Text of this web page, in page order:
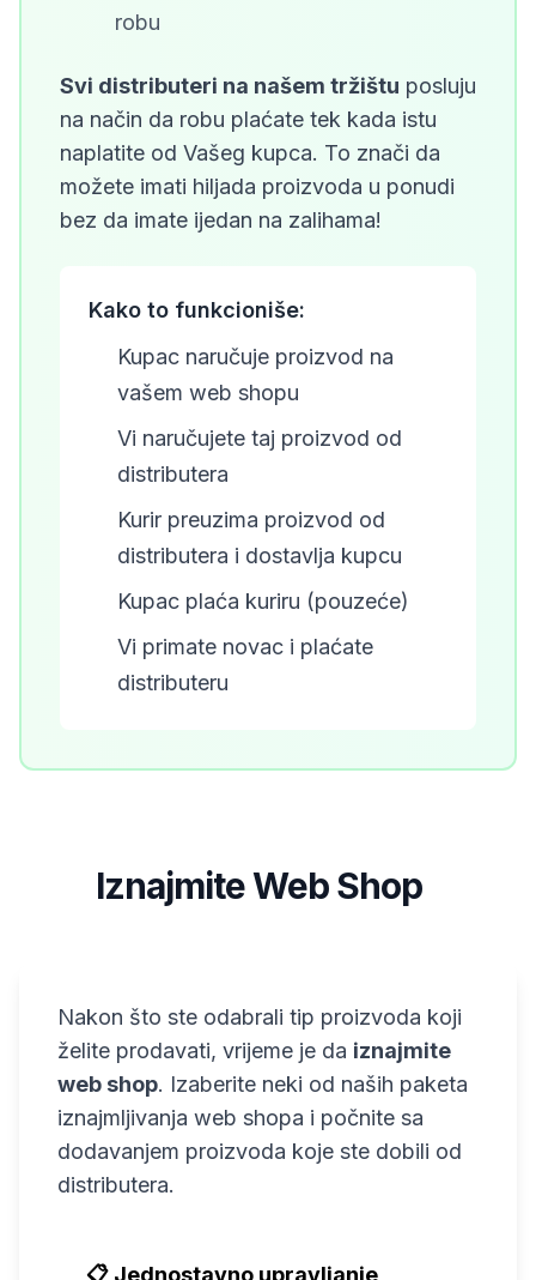
robu
Svi distributeri na našem tržištu posluju
na način da robu plaćate tek kada istu
naplatite od Vašeg kupca. To znači da
možete imati hiljada proizvoda u ponudi
bez da imate ijedan na zalihama!
Kako to funkcioniše:
Kupac naručuje proizvod na
vašem web shopu
Vi naručujete taj proizvod od
distributera
Kurir preuzima proizvod od
distributera i dostavlja kupcu
Kupac plaća kuriru (pouzeće)
Vi primate novac i plaćate
distributeru
Iznajmite Web Shop
Nakon što ste odabrali tip proizvoda koji
želite prodavati, vrijeme je da iznajmite
web shop. Izaberite neki od naših paketa
iznajmljivanja web shopa i počnite sa
dodavanjem proizvoda koje ste dobili od
distributera.
📋 Jednostavno upravljanje